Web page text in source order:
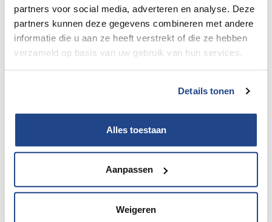
partners voor social media, adverteren en analyse. Deze
partners kunnen deze gegevens combineren met andere
informatie die u aan ze heeft verstrekt of die ze hebben
verzameld op basis van uw gebruik van hun services.
Details tonen
Alles toestaan
Aanpassen
Weigeren
Achterbumper wit-zw